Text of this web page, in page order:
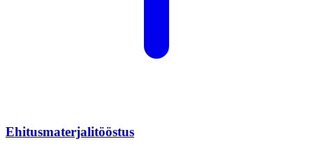
Ehitusmaterjalitööstus